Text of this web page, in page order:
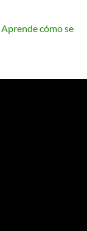
Aprende cómo se